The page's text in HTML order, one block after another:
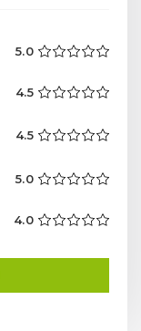
5.0
4.5
4.5
5.0
4.0